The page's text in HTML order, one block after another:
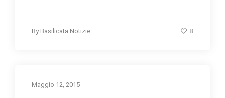
By Basilicata Notizie 8
Maggio 12, 2015